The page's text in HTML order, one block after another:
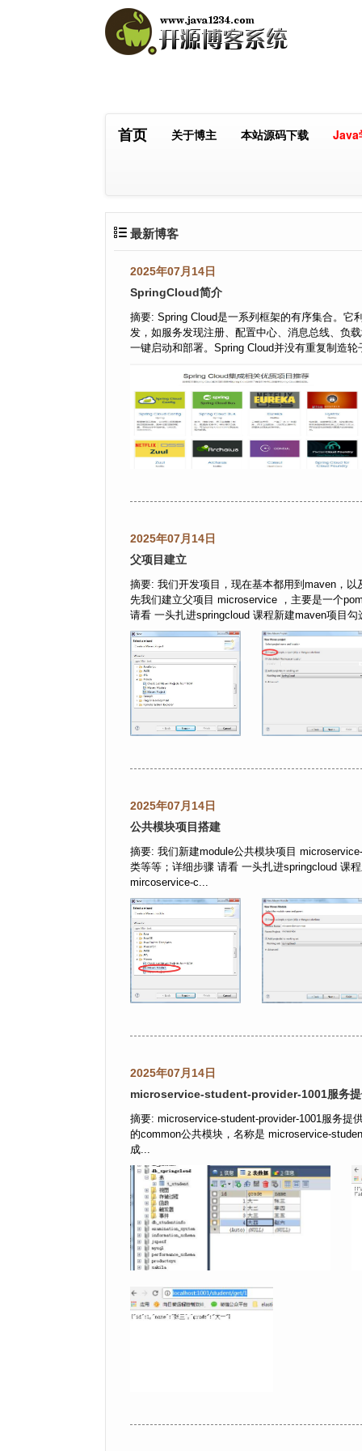
首页 关于博主 本站源码下载 Java
最新博客
2025年07月14日
SpringCloud简介
摘要: Spring Cloud是一系列框架的有序集合。它
发，如服务发现注册、配置中心、消息总线、负
一键启动和部署。Spring Cloud并没有重复制造
2025年07月14日
父项目建立
摘要: 我们开发项目，现在基本都用到maven，
先我们建立父项目 microservice ，主要是一个
请看 一头扎进springcloud 课程新建maven项目勾
2025年07月14日
公共模块项目搭建
摘要: 我们新建module公共模块项目
类等等；详细步骤 请看 一头扎进springcloud 课
mircoservice-c...
2025年07月14日
microservice-student-provider-1001服务提
摘要: microservice-student-provider-1001服务提
的common公共模块，名称是 microservice-
成...